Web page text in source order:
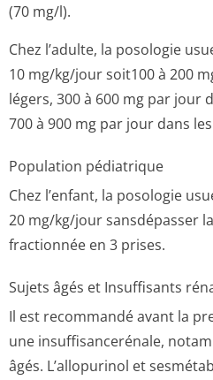
(70 mg/l).
Chez l’adulte, la posologie
10 mg/kg/jour soit100 à 200
légers, 300 à 600 mg par jour
700 à 900 mg par jour dans
Population pédiatrique
Chez l’enfant, la posologie
20 mg/kg/jour sansdépasser
fractionnée en 3 prises.
Sujets âgés et Insuffisants
Il est recommandé avant la
une insuffisancerénale,
âgés. L’allopurinol et